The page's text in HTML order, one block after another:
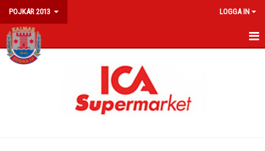
POJKAR 2013 LOGGA IN
HEM